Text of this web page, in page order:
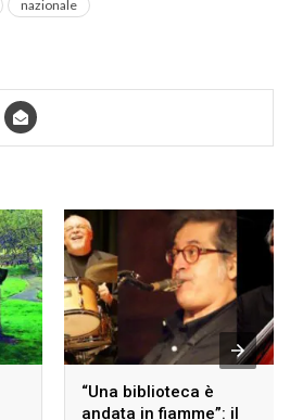
nazionale
“Una biblioteca è
andata in fiamme”: il